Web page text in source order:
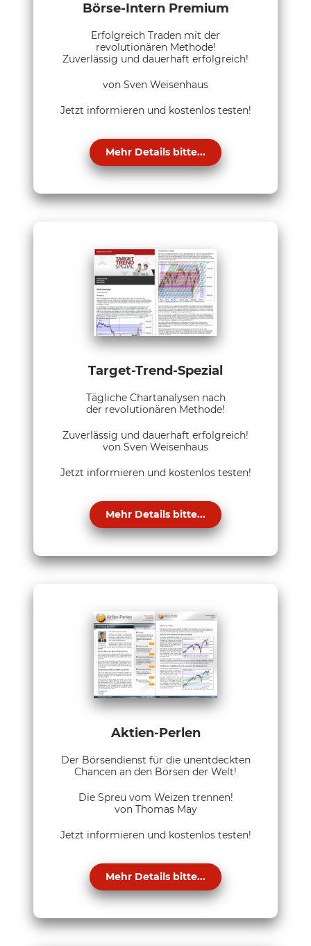
Börse-Intern Premium
Erfolgreich Traden mit der
revolutionären Methode!
Zuverlässig und dauerhaft erfolgreich!
von Sven Weisenhaus
Jetzt informieren und kostenlos testen!
Mehr Details bitte...
Target-Trend-Spezial
Tägliche Chartanalysen nach
der revolutionären Methode!
Zuverlässig und dauerhaft erfolgreich!
von Sven Weisenhaus
Jetzt informieren und kostenlos testen!
Mehr Details bitte...
Aktien-Perlen
Der Börsendienst für die unentdeckten
Chancen an den Börsen der Welt!
Die Spreu vom Weizen trennen!
von Thomas May
Jetzt informieren und kostenlos testen!
Mehr Details bitte...